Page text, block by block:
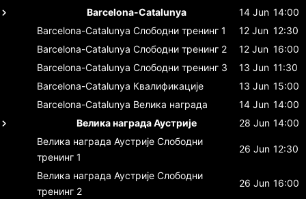
Barcelona-Catalunya
14 Jun 14:00
Barcelona-Catalunya Слободни тренинг 1 12 Jun 12:30
Barcelona-Catalunya Слободни тренинг 2 12 Jun 16:00
Barcelona-Catalunya Слободни тренинг 3 13 Jun 11:30
Barcelona-Catalunya Квалификације 13 Jun 15:00
Barcelona-Catalunya Велика награда 14 Jun 14:00
Велика награда Аустрије
28 Jun 14:00
Велика награда Аустрије Слободни
тренинг 1
26 Jun 12:30
Велика награда Аустрије Слободни
тренинг 2
26 Jun 16:00